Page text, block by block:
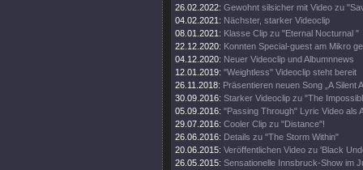
26.02.2022: Gewohnt silsicher mit Video zu
04.02.2021: Nächster, starker Videoclip
08.01.2021: Klasse Clip zu "Eternal Nocturnal "
22.12.2020: Konnten Special-guest am Mikro
04.12.2020: Neuer Videoclip und Albumnnews
12.01.2019: "Weightless" Videoclip steht bereit
26.11.2018: Präsentieren neuen Song „A Silent
30.09.2016: Starker Videoclip zu "The
05.09.2016: "Passing Through" Lyric Video als
29.07.2016: Cooler Clip zu "Distance"!
26.06.2016: Details zu "The Storm Within"
20.06.2015: Veröffentlichen Video zu 'Black
26.05.2015: Sensationelle Innsbruck-Show im